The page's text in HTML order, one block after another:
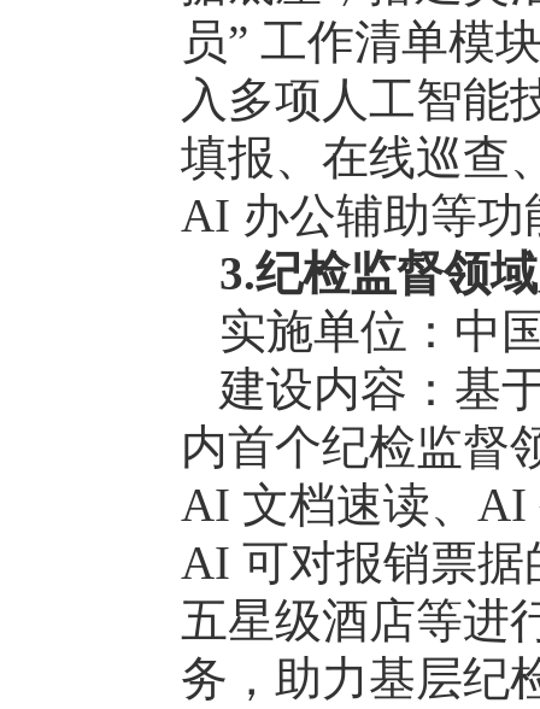
员” 工作清单模
入多项人工智能
填报、在线巡查
AI 办公辅助等功
3.纪检监督领
实施单位：中
建设内容：基
内首个纪检监督
AI 文档速读、AI
AI 可对报销票
五星级酒店等进
务，助力基层纪